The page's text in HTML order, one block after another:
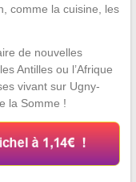
comme la cuisine, les
de nouvelles
Antilles ou l’Afrique
vivant sur Ugny-
la Somme !